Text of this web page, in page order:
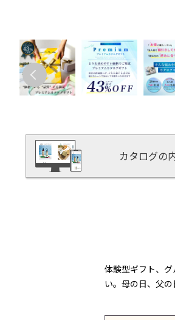
カタログの
体験型ギフト、
い。母の日、父